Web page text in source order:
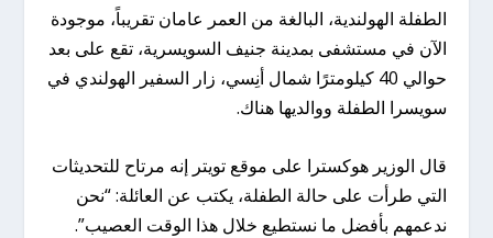
الطفلة الهولندية، البالغة من العمر عامان تقريباً، موجودة
الآن في مستشفى بمدينة جنيف السويسرية، تقع على بعد
حوالي 40 كيلومترًا شمال أنِسي، زار السفير الهولندي في
سويسرا الطفلة ووالديها هناك.
قال الوزير هوكسترا على موقع تويتر إنه مرتاح للتحديثات
التي طرأت على حالة الطفلة، يكتب عن العائلة: “نحن
ندعمهم بأفضل ما نستطيع خلال هذا الوقت العصيب”.